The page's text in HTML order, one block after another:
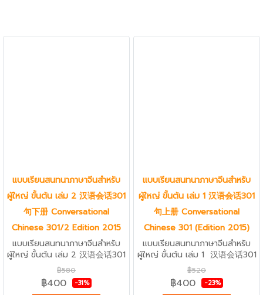
แบบเรียนสนทนาภาษาจีนสำหรับ
ผู้ใหญ่ ขั้นต้น เล่ม 2 汉语会话301
句下册 Conversational
Chinese 301/2 Edition 2015
แบบเรียนสนทนาภาษาจีนสำหรับ
ผู้ใหญ่ ขั้นต้น เล่ม 2 汉语会话301
句下册 Conversational
Chinese 301/2 Edition 2015
หนังสือเรียนภาษาจีนสำหรับผู้ใหญ่
฿580
฿400 -31%
แบบเรียนสนทนาภาษาจีนสำหรับ
ผู้ใหญ่ ขั้นต้น เล่ม 1 汉语会话301
句上册 Conversational
Chinese 301 (Edition 2015)
แบบเรียนสนทนาภาษาจีนสำหรับ
ผู้ใหญ่ ขั้นต้น เล่ม 1 汉语会话301
句上册 Conversational
Chinese 301 (Edition 2015)
แบบเรียนสนทนาภาษาจีนสำหรับ
฿520
฿400 -23%